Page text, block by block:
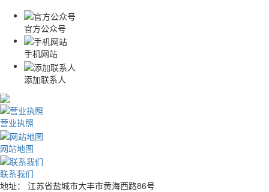
官方公众号
手机网站
添加联系人
营业执照
网站地图
联系我们
地址： 江苏省盐城市大丰市黄海西路86号